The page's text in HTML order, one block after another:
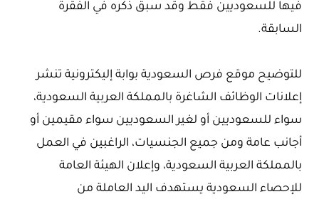
فيها للسعوديين فقط وقد سبق ذكره في الفقرة
السابقة.
للتوضيح موقع فرص السعودية بوابة إليكترونية تنشر
إعلانات الوظائف الشاغرة بالمملكة العربية السعودية،
سواء للسعوديين أو لغير السعوديين سواء مقيمين أو
أجانب عامة ومن جميع الجنسيات، الراغبين في العمل
بالمملكة العربية السعودية، وإعلان الهيئة العامة
للإحصاء السعودية يستهدف اليد العاملة من